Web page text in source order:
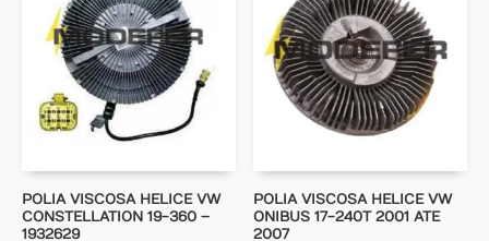
POLIA VISCOSA HELICE VW
CONSTELLATION 19-360 –
1932629
POLIA VISCOSA HELICE VW
ONIBUS 17-240T 2001 ATE
2007